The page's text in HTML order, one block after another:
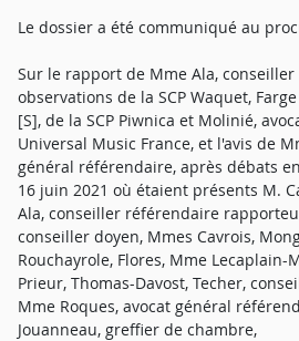
Le dossier a été communiqué au
Sur le rapport de Mme Ala,
observations de la SCP Waquet,
[S], de la SCP Piwnica et Molinié,
Universal Music France, et l'avis de
général référendaire, après débats
16 juin 2021 où étaient présents M.
Ala, conseiller référendaire
conseiller doyen, Mmes Cavrois,
Rouchayrole, Flores, Mme Lecaplain-
Prieur, Thomas-Davost, Techer,
Mme Roques, avocat général
Jouanneau, greffier de chambre,